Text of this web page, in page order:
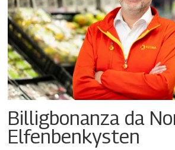
Billigbonanza da
Elfenbenkysten